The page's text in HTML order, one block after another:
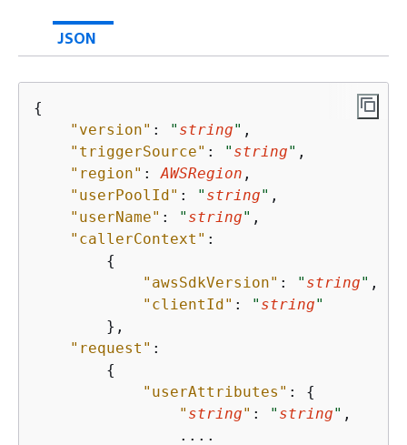
JSON
{
"version" : " string" ,
"triggerSource" : " string" ,
"region" : AWSRegion ,
"userPoolId" : " string" ,
"userName" : " string" ,
"callerContext" :
{
"awsSdkVersion" : " string" ,
"clientId" : " string"
        },
"request" :
{
"userAttributes" : {
" string" : " string" ,
                ....